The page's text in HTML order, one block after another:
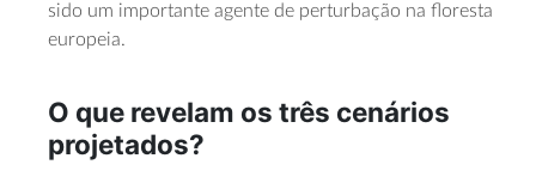
sido um importante agente de perturbação na floresta
europeia.
O que revelam os três cenários
projetados?